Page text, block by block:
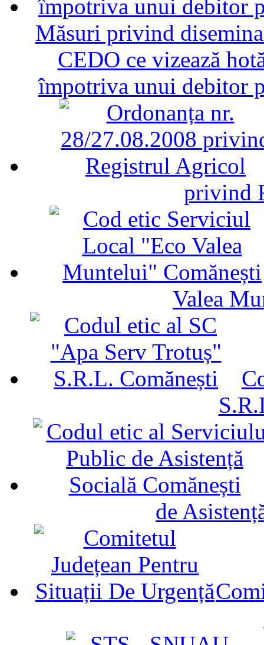
Măsuri privind
CEDO ce vizează
împotriva unui debitor
privind
Valea
de